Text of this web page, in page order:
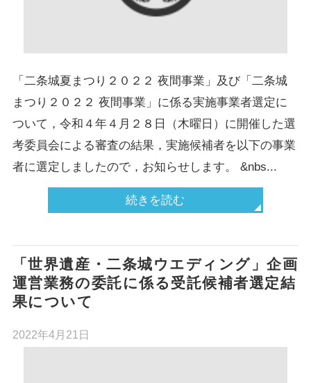
「二条城夏まつり２０２２ 夜間事業」及び「二条城
まつり２０２２ 夜間事業」に係る実施事業者選定に
ついて，令和４年４月２８日（木曜日）に開催した選
考委員会による審査の結果，実施候補者を以下の事業
者に選定しましたので，お知らせします。 &nbs...
続きを読む
「世界遺産・二条城ウエディング」企画
運営業務の委託に係る受託候補者選定結
果について
2022年4月21日